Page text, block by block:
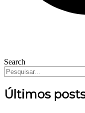
Search
Últimos